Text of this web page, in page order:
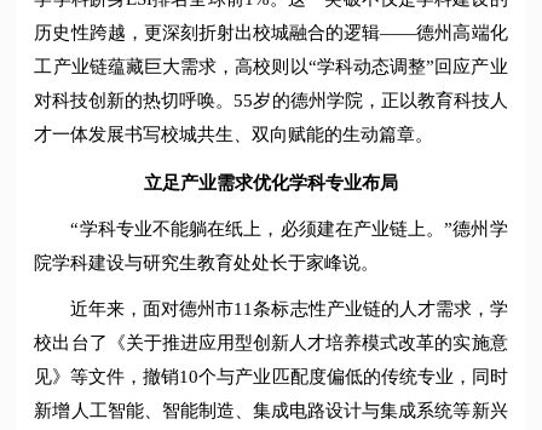
历史性跨越，更深刻折射出校城融合的逻辑——德州高端化
工产业链蕴藏巨大需求，高校则以“学科动态调整”回应产业
对科技创新的热切呼唤。55岁的德州学院，正以教育科技人
才一体发展书写校城共生、双向赋能的生动篇章。
立足产业需求优化学科专业布局
“学科专业不能躺在纸上，必须建在产业链上。”德州学
院学科建设与研究生教育处处长于家峰说。
近年来，面对德州市11条标志性产业链的人才需求，学
校出台了《关于推进应用型创新人才培养模式改革的实施意
见》等文件，撤销10个与产业匹配度偏低的传统专业，同时
新增人工智能、智能制造、集成电路设计与集成系统等新兴